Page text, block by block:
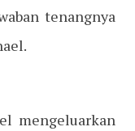
tenangnya
mengeluarkan